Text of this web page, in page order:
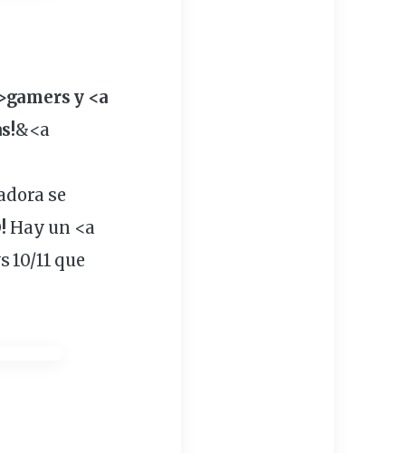
y <a
&<a
se
Hay un <a
10/11 que